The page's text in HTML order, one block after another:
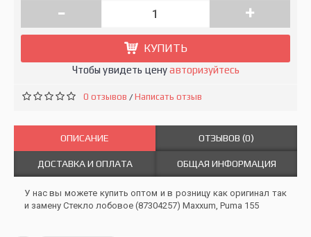
- +
КУПИТЬ
Чтобы увидеть ценуавторизуйтесь
0 отзывов /Написать отзыв
ОПИСАНИЕ ОТЗЫВОВ (0)
ДОСТАВКА И ОПЛАТА ОБЩАЯ ИНФОРМАЦИЯ
У нас вы можете купить оптом и в розницу как оригинал так
и замену Стекло лобовое (87304257) Maxxum, Puma 155